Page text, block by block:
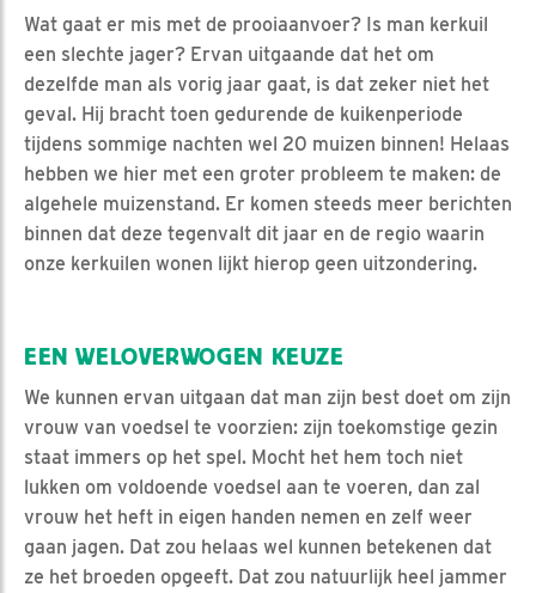
Wat gaat er mis met de prooiaanvoer? Is man kerkuil
een slechte jager? Ervan uitgaande dat het om
dezelfde man als vorig jaar gaat, is dat zeker niet het
geval. Hij bracht toen gedurende de kuikenperiode
tijdens sommige nachten wel 20 muizen binnen! Helaas
hebben we hier met een groter probleem te maken: de
algehele muizenstand. Er komen steeds meer berichten
binnen dat deze tegenvalt dit jaar en de regio waarin
onze kerkuilen wonen lijkt hierop geen uitzondering.
EEN WELOVERWOGEN KEUZE
We kunnen ervan uitgaan dat man zijn best doet om zijn
vrouw van voedsel te voorzien: zijn toekomstige gezin
staat immers op het spel. Mocht het hem toch niet
lukken om voldoende voedsel aan te voeren, dan zal
vrouw het heft in eigen handen nemen en zelf weer
gaan jagen. Dat zou helaas wel kunnen betekenen dat
ze het broeden opgeeft. Dat zou natuurlijk heel jammer